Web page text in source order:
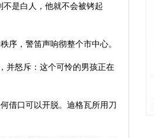
不是白人，他就不会被铐起
序，警笛声响彻整个市中心。
并怒斥：这个可怜的男孩正在
借口可以开脱。迪格瓦所用刀